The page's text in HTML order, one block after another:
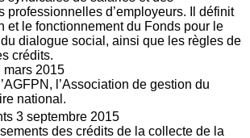
professionnelles d’employeurs. Il définit
et le fonctionnement du Fonds pour le
dialogue social, ainsi que les règles de
crédits.
mars 2015
l’Association de gestion du
national.
3 septembre 2015
des crédits de la collecte de la